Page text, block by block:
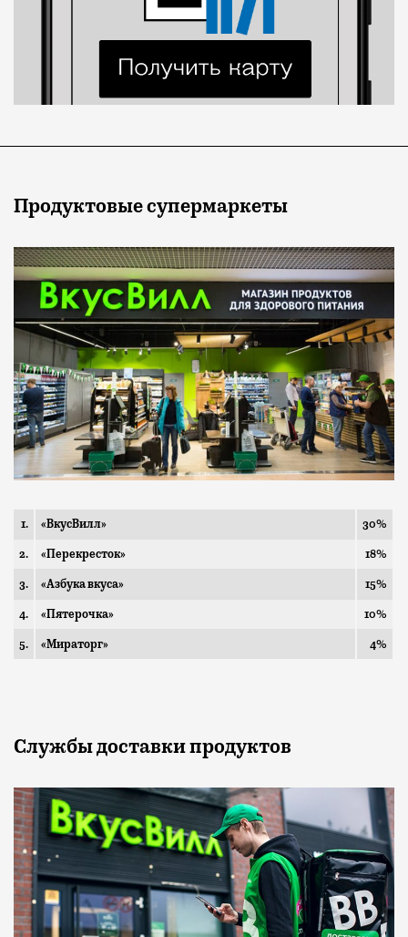
Продуктовые супермаркеты
1. «ВкусВилл» 30%
2. «Перекресток» 18%
3. «Азбука вкуса» 15%
4. «Пятерочка» 10%
5. «Мираторг» 4%
Службы доставки продуктов